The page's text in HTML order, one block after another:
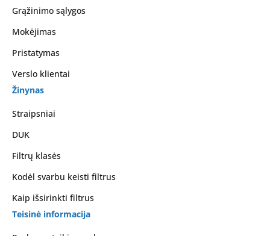
Grąžinimo sąlygos
Mokėjimas
Pristatymas
Verslo klientai
Žinynas
Straipsniai
DUK
Filtrų klasės
Kodėl svarbu keisti filtrus
Kaip išsirinkti filtrus
Teisinė informacija